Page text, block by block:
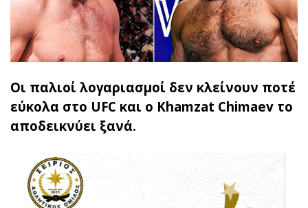
Οι παλιοί λογαριασμοί δεν κλείνουν ποτέ
εύκολα στο UFC και ο Khamzat Chimaev το
αποδεικνύει ξανά.